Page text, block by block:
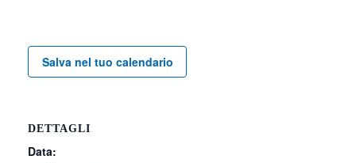
Salva nel tuo calendario
DETTAGLI
Data: